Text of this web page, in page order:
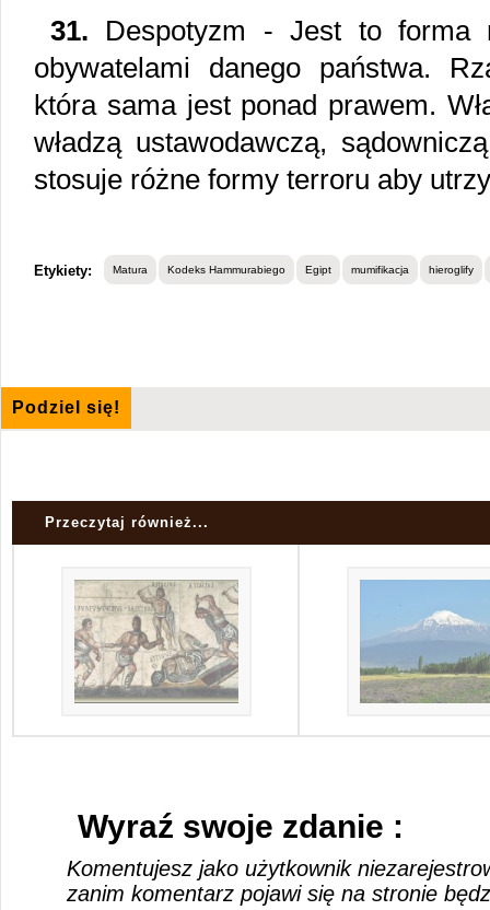
31. Despotyzm - Jest to forma
obywatelami danego państwa.
która sama jest ponad prawem.
władzą ustawodawczą,
stosuje różne formy terroru aby
Etykiety: Matura Kodeks Hammurabiego Egipt mumifikacja hieroglify
Podziel się!
Przeczytaj również...
Wyraź swoje zdanie :
Komentujesz jako użytkownik
zanim komentarz pojawi się na stronie